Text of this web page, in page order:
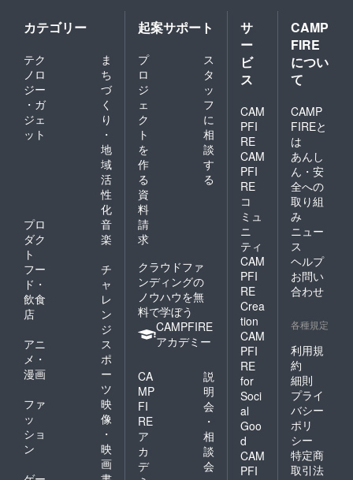
で提供
致しま
エッセ
イ本は
郵送さ
せてい
ます
せ オリ
ジナル
カクテ
ルをご
用意致
します
※ご来店
未成年
の方へ
はノン
アル
コール
で提供
致しま
エッセ
イ本は
郵送さ
せてい
ただき
ます
カテゴリー
テク
ノロ
ジー
・ガ
ジェ
ット
ま
ち
づ
く
り
・
地
域
活
性
化
プロ
ダク
ト
音
楽
フー
ド・
飲食
店
チ
ャ
レ
ン
ジ
アニ
メ・
漫画
ス
ポ
ー
ツ
ファ
ッ
ショ
ン
映
像
・
映
画
起案サポート
プ
ロ
ジ
ェ
ク
ト
を
作
る
ス
タ
ッ
フ
に
相
談
す
る
資
料
請
求
クラウドファ
ンディングの
ノウハウを無
料で学ぼう
CAMPFIRE
アカデミー
CA
MP
FI
RE
ア
カ
デ
説
明
会
・
相
談
会
サ
ー
ビ
ス
CAM
PFI
RE
CAM
PFI
RE
コ
ミュ
ニ
ティ
CAM
PFI
RE
Crea
tion
CAM
PFI
RE
for
Soci
al
Goo
d
CAM
PFI
CAMP
FIRE
につい
て
CAMP
FIREと
は
あんし
ん・安
全への
取り組
み
ニュー
ス
ヘルプ
お問い
合わせ
各種規定
利用規
約
細則
プライ
バシー
ポリ
シー
特定商
取引法